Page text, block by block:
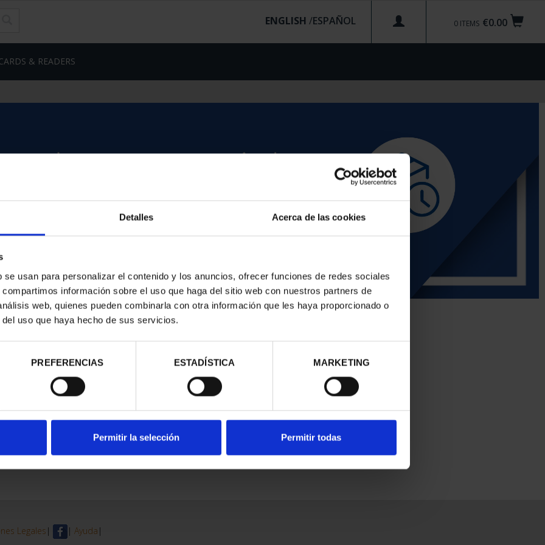
Detalles Acerca de las cookies
usan para personalizar el contenido y los anuncios, ofrecer funciones de redes sociales
información sobre el uso que haga del sitio web con nuestros partners de
web, quienes pueden combinarla con otra información que les haya proporcionado o
uso que haya hecho de sus servicios.
PREFERENCIAS ESTADÍSTICA MARKETING
Permitir la selección Permitir todas
€0.00
0 ITEMS
ENGLISH /
& READERS
Legales | | Ayuda |